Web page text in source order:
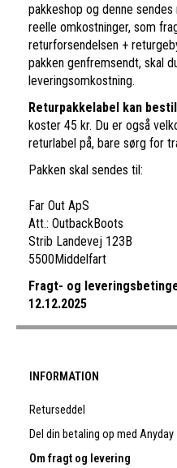
pakkeshop og denne
reelle omkostninger, som
returforsendelsen +
pakken genfremsendt, skal
leveringsomkostning.
Returpakkelabel kan
koster 45 kr. Du er også
returlabel på, bare sørg for
Pakken skal sendes til:
Far Out ApS
Att.: OutbackBoots
Strib Landevej 123B
5500Middelfart
Fragt- og
12.12.2025
INFORMATION
Returseddel
Del din betaling op med Anyday
Om fragt og levering